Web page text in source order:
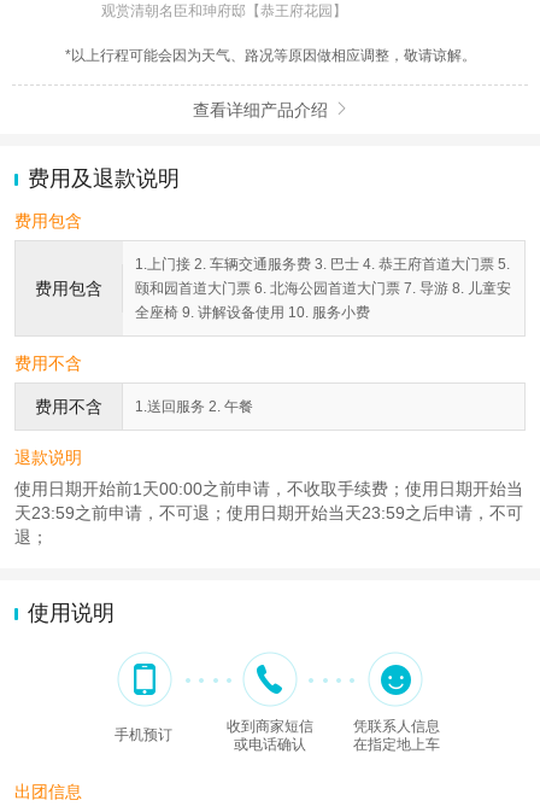
观赏清朝名臣和珅府邸【恭王府花园】
*以上行程可能会因为天气、路况等原因做相应调整，敬请谅解。
查看详细产品介绍 
费用及退款说明
费用包含
费用包含
1.上门接 2. 车辆交通服务费 3. 巴士 4. 恭王府首道大门票 5.
颐和园首道大门票 6. 北海公园首道大门票 7. 导游 8. 儿童安
全座椅 9. 讲解设备使用 10. 服务小费
费用不含
费用不含 1.送回服务 2. 午餐
退款说明
使用日期开始前1天00:00之前申请，不收取手续费；使用日期开始当
天23:59之前申请，不可退；使用日期开始当天23:59之后申请，不可
退；
使用说明
手机预订
收到商家短信
或电话确认
凭联系人信息
在指定地上车
出团信息